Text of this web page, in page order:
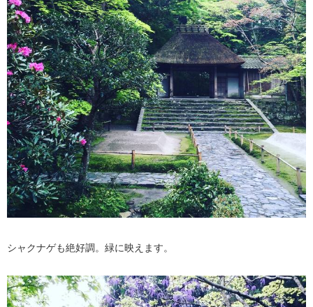
シャクナゲも絶好調。緑に映えます。